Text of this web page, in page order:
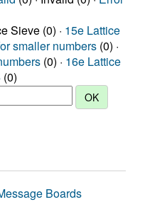
Sieve (0) · 15e Lattice
smaller numbers (0) ·
(0) · 16e Lattice
(0)
Boards